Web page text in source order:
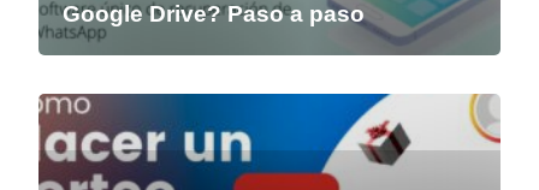
Google Drive? Paso a paso